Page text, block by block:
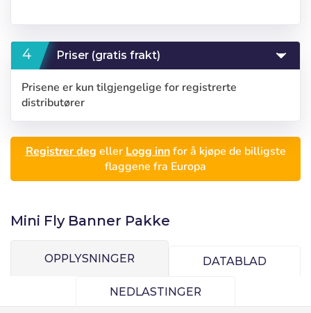
Priser (gratis frakt)
Prisene er kun tilgjengelige for registrerte
distributører
Registrer deg eller Logg innfor å kjøpe de billigste
flaggene fra Europa
Mini Fly Banner Pakke
OPPLYSNINGER DATABLAD
NEDLASTINGER